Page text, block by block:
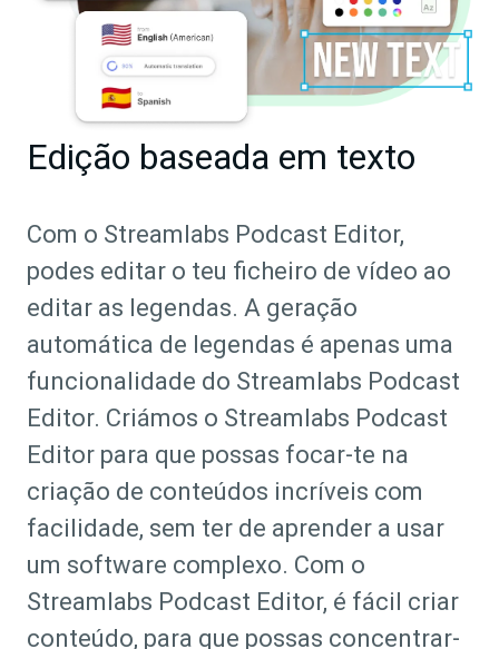
Edição baseada em texto
Com o Streamlabs Podcast Editor,
podes editar o teu ficheiro de vídeo ao
editar as legendas. A geração
automática de legendas é apenas uma
funcionalidade do Streamlabs Podcast
Editor. Criámos o Streamlabs Podcast
Editor para que possas focar-te na
criação de conteúdos incríveis com
facilidade, sem ter de aprender a usar
um software complexo. Com o
Streamlabs Podcast Editor, é fácil criar
conteúdo, para que possas concentrar-